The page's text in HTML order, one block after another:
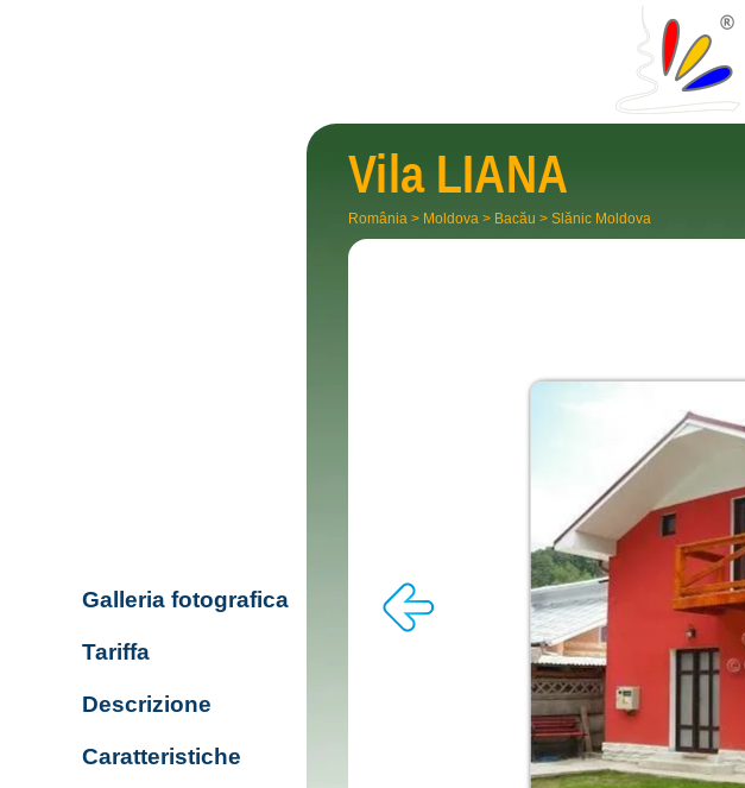
Vila LIANA
România > Moldova > Bacău > Slănic Moldova
Galleria fotografica
Tariffa
Descrizione
Caratteristiche